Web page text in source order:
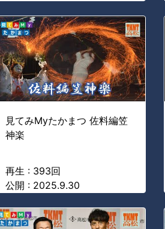
見てみMyたかまつ 佐料編笠
神楽
再生 : 393回
公開 : 2025.9.30